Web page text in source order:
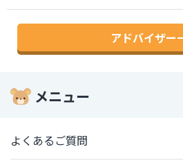
アドバイザー
メニュー
よくあるご質問